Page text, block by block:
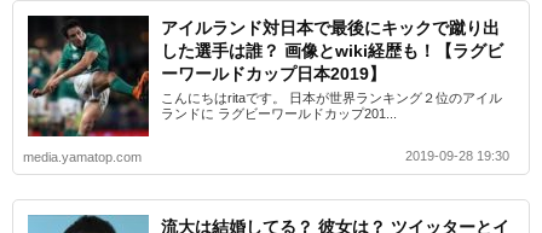
アイルランド対日本で最後にキックで蹴り出
した選手は誰？ 画像とwiki経歴も！【ラグビ
ーワールドカップ日本2019】
こんにちはritaです。 日本が世界ランキング２位のアイル
ランドに ラグビーワールドカップ201...
media.yamatop.com 2019-09-28 19:30
流大は結婚してる？ 彼女は？ ツイッターとイ